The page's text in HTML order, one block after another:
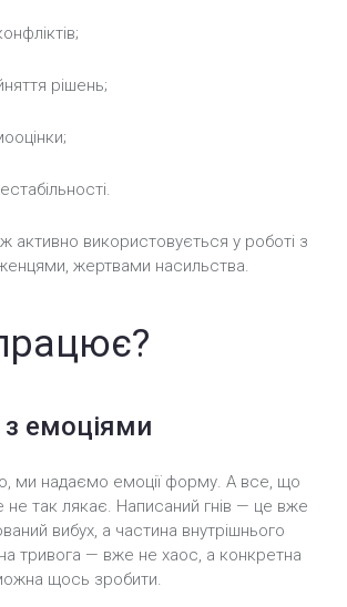
рішень;
активно використовується у роботі з
жертвами насильства.
емоціями
ми надаємо емоції форму. А все, що
так лякає. Написаний гнів — це вже
вибух, а частина внутрішнього
тривога — вже не хаос, а конкретна
щось зробити.